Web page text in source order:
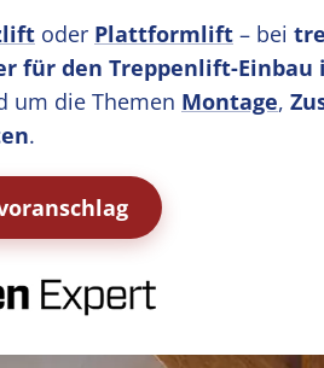
oder Plattformlift – bei
für den Treppenlift-Einbau
um die Themen Montage,
.